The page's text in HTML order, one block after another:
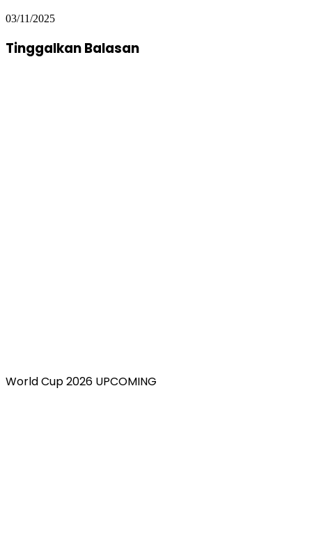
03/11/2025
Tinggalkan Balasan
World Cup 2026 UPCOMING